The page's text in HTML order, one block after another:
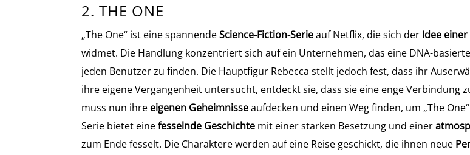
2. THE ONE
„The One“ ist eine spannendeScience-Fiction-Serieauf Netflix, die sich der Idee
widmet. Die Handlung konzentriert sich auf ein Unternehmen, das eine DNA-basierte
jeden Benutzer zu finden. Die Hauptfigur Rebecca stellt jedoch fest, dass ihr
ihre eigene Vergangenheit untersucht, entdeckt sie, dass sie eine enge Verbindung
muss nun ihre eigenen Geheimnisseaufdecken und einen Weg finden, um „The
Serie bietet einefesselnde Geschichte mit einer starken Besetzung und einer
zum Ende fesselt. Die Charaktere werden auf eine Reise geschickt, die ihnen neue